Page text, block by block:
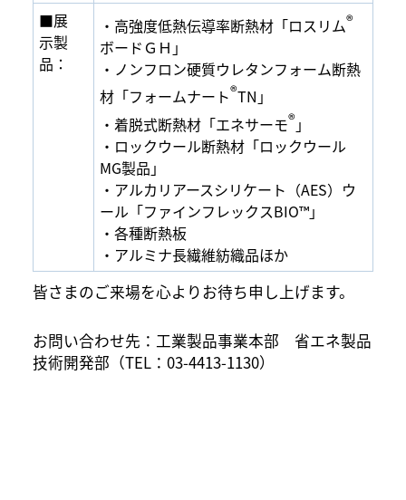
■展
示製
品：
・高強度低熱伝導率断熱材「ロスリム®
ボードＧＨ」
・ノンフロン硬質ウレタンフォーム断熱
材「フォームナート®TN」
・着脱式断熱材「エネサーモ® 」
・ロックウール断熱材「ロックウール
MG製品」
・アルカリアースシリケート（AES）ウ
ール「ファインフレックスBIO™」
・各種断熱板
・アルミナ長繊維紡織品ほか
皆さまのご来場を心よりお待ち申し上げます。
お問い合わせ先：工業製品事業本部 省エネ製品
技術開発部（TEL：03-4413-1130）